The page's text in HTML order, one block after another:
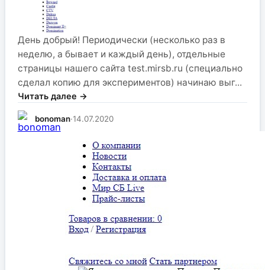
День добрый! Периодически (несколько раз в
неделю, а бывает и каждый день), отдельные
страницы нашего сайта test.mirsb.ru (специально
сделал копию для экспериментов) начинаю выг...
Читать далее →
bonoman·14.07.2020